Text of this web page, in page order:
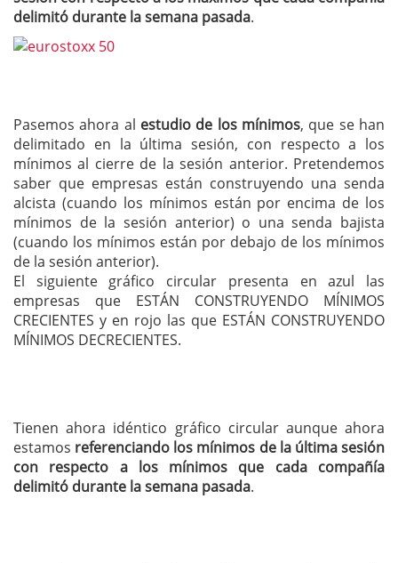
delimitó durante la semana pasada.
Pasemos ahora al estudio de los mínimos, que se han
delimitado en la última sesión, con respecto a los
mínimos al cierre de la sesión anterior. Pretendemos
saber que empresas están construyendo una senda
alcista (cuando los mínimos están por encima de los
mínimos de la sesión anterior) o una senda bajista
(cuando los mínimos están por debajo de los mínimos
de la sesión anterior).
El siguiente gráfico circular presenta en azul las
empresas que ESTÁN CONSTRUYENDO MÍNIMOS
CRECIENTES y en rojo las que ESTÁN CONSTRUYENDO
MÍNIMOS DECRECIENTES.
Tienen ahora idéntico gráfico circular aunque ahora
estamos referenciando los mínimos de la última sesión
con respecto a los mínimos que cada compañía
delimitó durante la semana pasada.